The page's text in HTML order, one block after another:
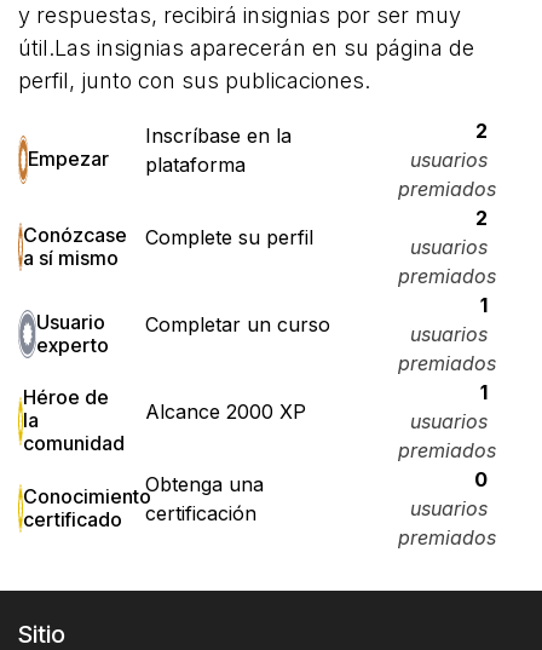
y respuestas, recibirá insignias por ser muy
útil.Las insignias aparecerán en su página de
perfil, junto con sus publicaciones.
Empezar
Inscríbase en la
plataforma
2
usuarios
premiados
Conózcase
a sí mismo
Complete su perfil
2
usuarios
premiados
Usuario
experto
Completar un curso
1
usuarios
premiados
Héroe de
la
comunidad
Alcance 2000 XP
1
usuarios
premiados
Conocimiento
certificado
Obtenga una
certificación
0
usuarios
premiados
Sitio